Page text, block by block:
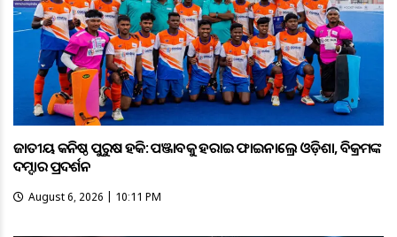
ଜାତୀୟ କନିଷ୍ଠ ପୁରୁଷ ହକି: ପଞ୍ଜାବକୁ ହରାଇ ଫାଇନାଲ୍ରେ ଓଡ଼ିଶା, ବିକ୍ରମଙ୍କ
ଦମ୍ଦାର ପ୍ରଦର୍ଶନ
August 6, 2026 | 10:11 PM